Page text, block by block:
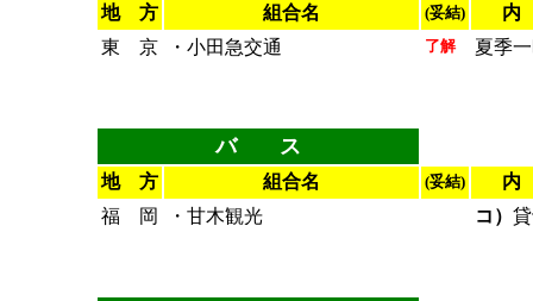
地 方 組合名 (妥結)
内
東 京
・小田急交通 了解 夏季
バ ス
地 方 組合名 (妥結)
内
福 岡
・甘木観光 コ）